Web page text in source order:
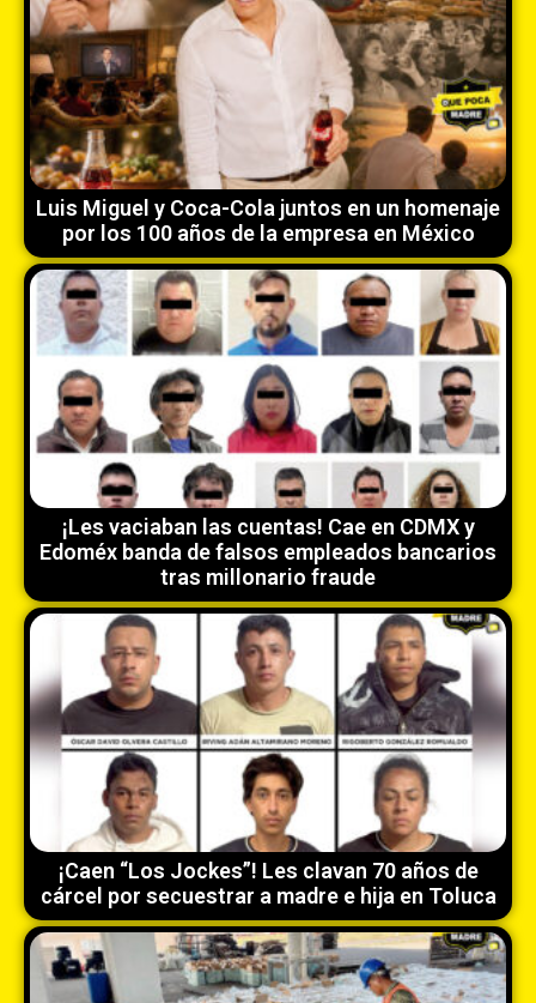
Luis Miguel y Coca-Cola juntos en un homenaje
por los 100 años de la empresa en México
¡Les vaciaban las cuentas! Cae en CDMX y
Edoméx banda de falsos empleados bancarios
tras millonario fraude
¡Caen “Los Jockes”! Les clavan 70 años de
cárcel por secuestrar a madre e hija en Toluca